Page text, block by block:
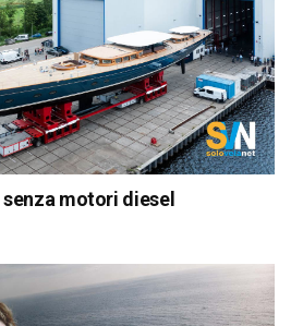
motori diesel